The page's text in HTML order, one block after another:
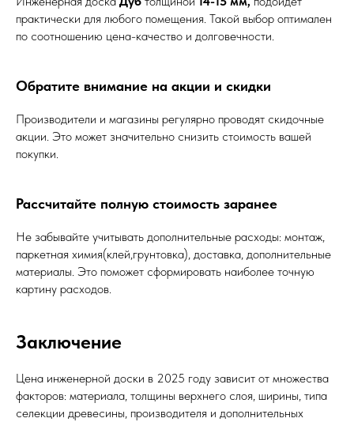
практически для любого помещения. Такой выбор оптимален
по соотношению цена-качество и долговечности.
Обратите внимание на акции и скидки
Производители и магазины регулярно проводят скидочные
акции. Это может значительно снизить стоимость вашей
покупки.
Рассчитайте полную стоимость заранее
Не забывайте учитывать дополнительные расходы: монтаж,
паркетная химия(клей,грунтовка), доставка, дополнительные
материалы. Это поможет сформировать наиболее точную
картину расходов.
Заключение
Цена инженерной доски в 2025 году зависит от множества
факторов: материала, толщины верхнего слоя, ширины, типа
селекции древесины, производителя и дополнительных